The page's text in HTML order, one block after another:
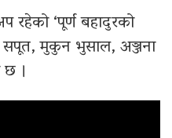
रहेको ‘पूर्ण बहादुरको
सपूत, मुकुन भुसाल, अञ्जना
।